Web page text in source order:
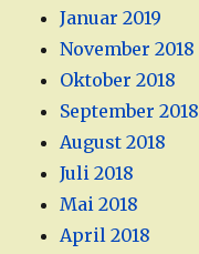
Januar 2019
November 2018
Oktober 2018
September 2018
August 2018
Juli 2018
Mai 2018
April 2018